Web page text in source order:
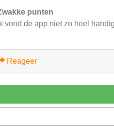
punten
Ik vond de app niet zo heel
Reageer